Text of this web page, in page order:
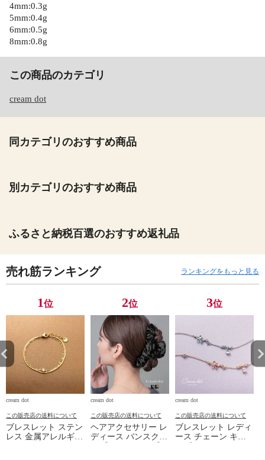
4mm:0.3g
5mm:0.4g
6mm:0.5g
8mm:0.8g
この商品のカテゴリ
cream dot
同カテゴリのおすすめ商品
別カテゴリのおすすめ商品
ふるさと納税百選のおすすめ返礼品
売れ筋ランキング ランキングをもっと見る
1位
cream dot
この販売店の送料について
ブレスレット ステン
レス 金属アレルギー
2位
cream dot
この販売店の送料について
ヘアアクセサリー レ
ディース バンスクリ
3位
cream dot
この販売店の送料について
ブレスレット レディ
ース チェーン キュ